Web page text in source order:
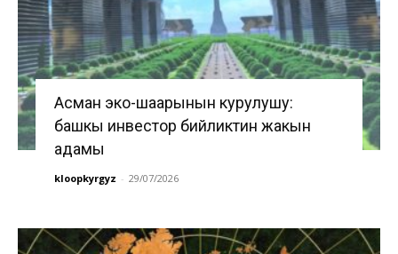
Асман эко-шаарынын курулушу:
башкы инвестор бийликтин жакын
адамы
kloopkyrgyz - 29/07/2026